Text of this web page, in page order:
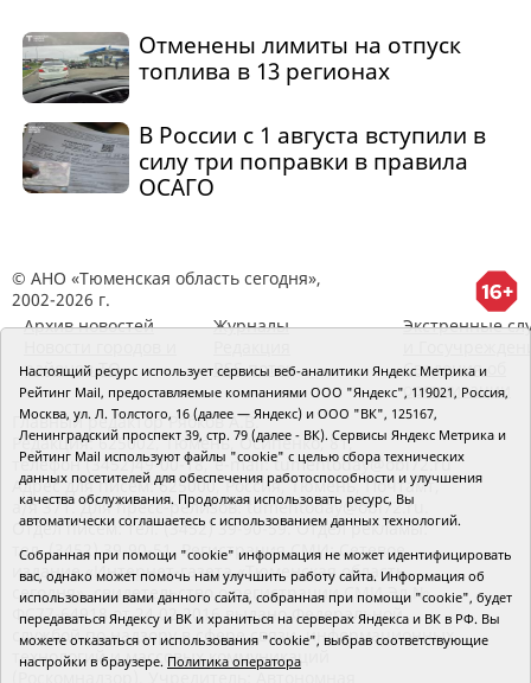
Отменены лимиты на отпуск
топлива в 13 регионах
В России с 1 августа вступили в
силу три поправки в правила
ОСАГО
© АНО «Тюменская область сегодня»,
2002-2026 г.
Архив новостей
районов ТО
Журналы
RSS поток
Экстренные
Сведения об
организации
Главный редактор Рябков А.В.
Редакция: 625002, Тюмень, Осипенко, 81,
телефон (3452)49-00-18, e-mail: tumentoday@obl72.ru
Адрес для писем: 625000, Россия, Тюмень, Почтамт,
а/я 371. Для пресс-релизов: tumentoday@obl72.ru.
Отдел писем: тел. (3452) 39-90-59. Отдел рекламы:
тел. (3452) 39-90-51. Регистрация СМИ: Сетевое
издание «Интернет-газета «Тюменская область
сегодня», свидетельство о регистрации СМИ Эл №
ФС77-64918 от 24.02.2016 выдано Федеральной
службой по надзору в сфере связи, информационных
технологий и массовых коммуникаций
Настоящий ресурс использует сервисы веб-аналитики Яндекс Метрика и
Рейтинг Mail, предоставляемые компаниями ООО "Яндекс", 119021, Россия,
Москва, ул. Л. Толстого, 16 (далее — Яндекс) и ООО "ВК", 125167,
Ленинградский проспект 39, стр. 79 (далее - ВК). Сервисы Яндекс Метрика и
Рейтинг Mail используют файлы "cookie" с целью сбора технических
данных посетителей для обеспечения работоспособности и улучшения
качества обслуживания. Продолжая использовать ресурс, Вы
автоматически соглашаетесь с использованием данных технологий.
Собранная при помощи "cookie" информация не может идентифицировать
вас, однако может помочь нам улучшить работу сайта. Информация об
использовании вами данного сайта, собранная при помощи "cookie", будет
передаваться Яндексу и ВК и храниться на серверах Яндекса и ВК в РФ. Вы
можете отказаться от использования "cookie", выбрав соответствующие
настройки в браузере. Политика оператора